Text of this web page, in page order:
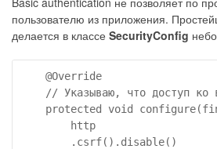
пользователю из приложения.
делается в классе SecurityConfig
    @Override
// Указываю, что доступ ко
protected void
        http
        .csrf().disable()